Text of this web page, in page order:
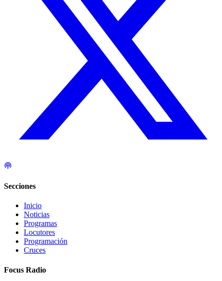
Secciones
Inicio
Noticias
Programas
Locutores
Programación
Cruces
Focus Radio